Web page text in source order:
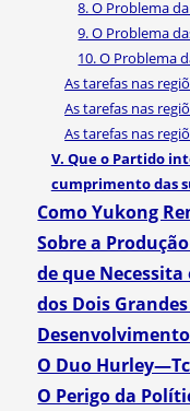
8. O Problema
9. O Problema
10. O Problema
As tarefas nas
As tarefas nas
As tarefas nas
V. Que o Partido
cumprimento das
Como Yukong
Sobre a
de que
dos Dois
O Duo
O Perigo da